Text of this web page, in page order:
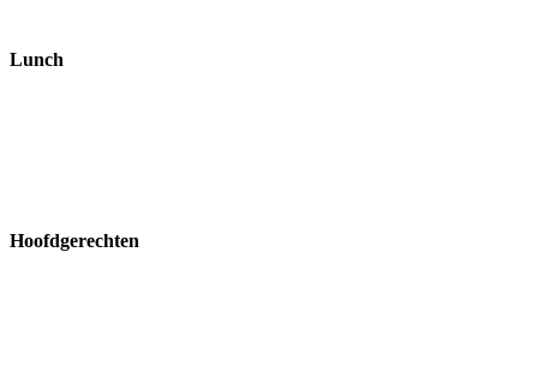
Lunch
Hoofdgerechten